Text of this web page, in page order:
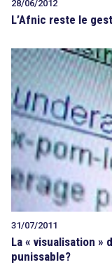
28/06/2012
L’Afnic reste le
31/07/2011
La « visualisation
punissable?